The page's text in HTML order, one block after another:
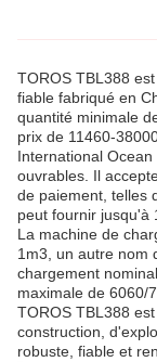
TOROS TBL388
fiable fabriqué en
quantité minimale
prix de 11460-
International
ouvrables. Il
de paiement, telles
peut fournir jusqu'à
La machine de
1m3, un autre nom
chargement
maximale de 6060/
TOROS TBL388
construction,
robuste, fiable et